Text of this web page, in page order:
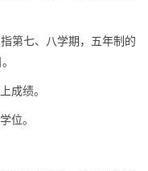
第七、八学期，五年制的
成绩。
位。